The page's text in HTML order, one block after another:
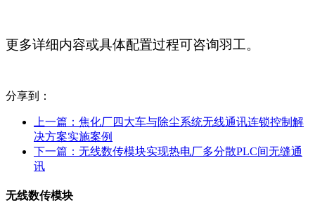
更多详细内容或具体配置过程可咨询羽工。
分享到：
上一篇： 焦化厂四大车与除尘系统无线通讯连锁控制解
决方案实施案例
下一篇： 无线数传模块实现热电厂多分散PLC间无缝通
讯
无线数传模块